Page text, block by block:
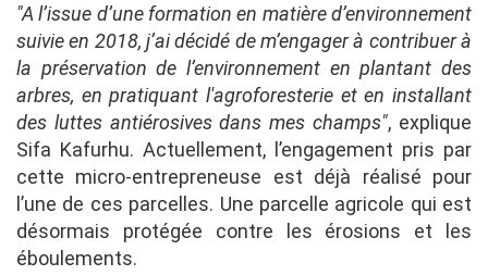
"A l’issue d’une formation en matière d’environnement
suivie en 2018, j’ai décidé de m’engager à contribuerà
la préservation de l’environnement en plantant des
arbres, en pratiquant l'agroforesterie et en installant
des luttes antiérosives dans mes champs", explique
Sifa Kafurhu. Actuellement, l’engagement pris par
cette micro-entrepreneuse est déjà réalisé pour
l’une de ces parcelles. Une parcelle agricole qui est
désormais protégée contre les érosions et les
éboulements.